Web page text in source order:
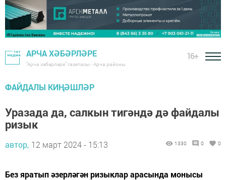
АРЧА ХӘБӘРЛӘРЕ
"Арча хәбәрләре" газетасы - Арча районы
16+
ФАЙДАЛЫ КИҢӘШЛӘР
Уразада да, салкын тигәндә дә файдалы
ризык
автор, 12 март 2024 - 15:13 1330 0 0
Без яратып әзерләгән ризыклар арасында монысы